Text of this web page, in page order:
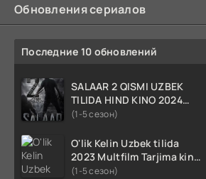
Обновления сериалов
Последние 10 обновлений
SALAAR 2 QISMI UZBEK
TILIDA HIND KINO 2024
TARJIMA 720p HD Skachat
(1-5 сезон)
O'lik Kelin Uzbek tilida
2023 Multfilm Tarjima kino
skachat
(1-5 сезон)